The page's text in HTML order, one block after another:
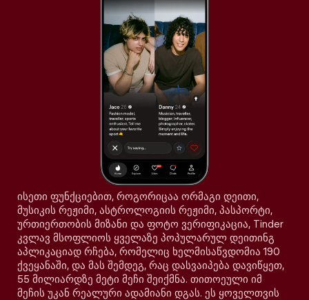
ისეთი ფუნქციებით, როგორიცაა ორმაგი დეითი,
მუსიკის რეჟიმი, ასტროლოგიის რეჟიმი, პასპორტი,
ურთიერთობის მიზანი და ფოტო ვერიფიკაცია, Tinder
კვლავ მსოფლიოს ყველაზე პოპულარულ დეითინგ
აპლიკაციად რჩება, რომელიც ხელმისაწვდომია 190
ქვეყანაში, და მას შემდეგ, რაც დასვაიპება დავიწყეთ,
55 მილიარდზე მეტი მეჩი შეიქმნა. თითოეული იმ
მეჩის უკან რეალური ადამიანი დგას. ეს ყოველთვის